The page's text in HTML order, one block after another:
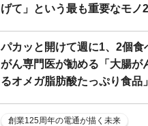
げて」という最も重要なモノ
パカッと開けて週に1、2個食
がん専門医が勧める「大腸が
るオメガ脂肪酸たっぷり食品」
創業125周年の電通が描く未来